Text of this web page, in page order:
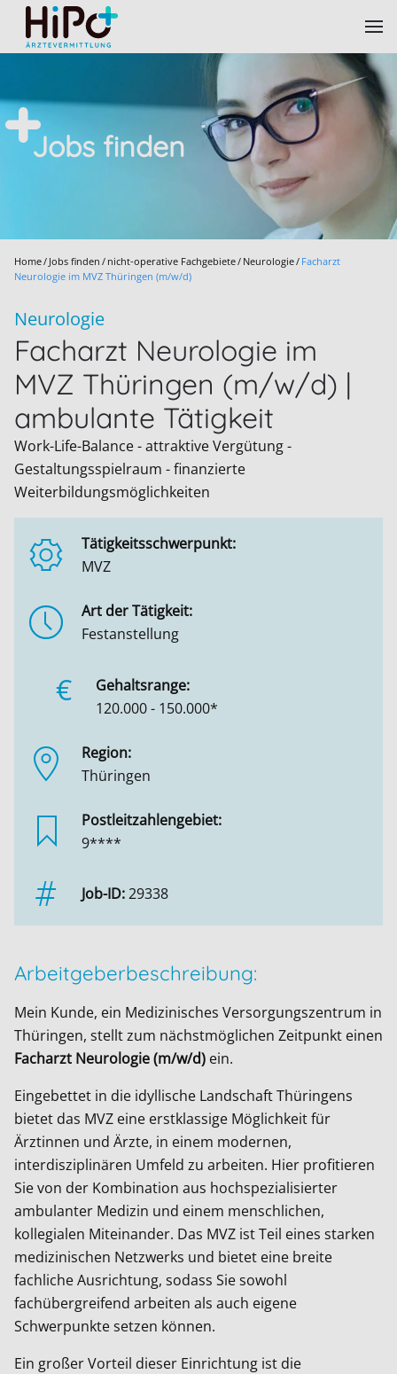
Skip to main content
Jobs finden
Home Jobs finden nicht-operative Fachgebiete Neurologie Facharzt
Neurologie im MVZ Thüringen (m/w/d)
Neurologie
Facharzt Neurologie im
MVZ Thüringen (m/w/d) |
ambulante Tätigkeit
Work-Life-Balance - attraktive Vergütung -
Gestaltungsspielraum - finanzierte
Weiterbildungsmöglichkeiten
Tätigkeitsschwerpunkt:
MVZ
Art der Tätigkeit:
Festanstellung
€
Gehaltsrange:
120.000 - 150.000*
Region:
Thüringen
Postleitzahlengebiet:
9****
Job-ID:29338
Arbeitgeberbeschreibung:
Mein Kunde, ein Medizinisches Versorgungszentrum in
Thüringen, stellt zum nächstmöglichen Zeitpunkt einen
Facharzt Neurologie (m/w/d) ein.
Eingebettet in die idyllische Landschaft Thüringens
bietet das MVZ eine erstklassige Möglichkeit für
Ärztinnen und Ärzte, in einem modernen,
interdisziplinären Umfeld zu arbeiten. Hier profitieren
Sie von der Kombination aus hochspezialisierter
ambulanter Medizin und einem menschlichen,
kollegialen Miteinander. Das MVZ ist Teil eines starken
medizinischen Netzwerks und bietet eine breite
fachliche Ausrichtung, sodass Sie sowohl
fachübergreifend arbeiten als auch eigene
Schwerpunkte setzen können.
Ein großer Vorteil dieser Einrichtung ist die